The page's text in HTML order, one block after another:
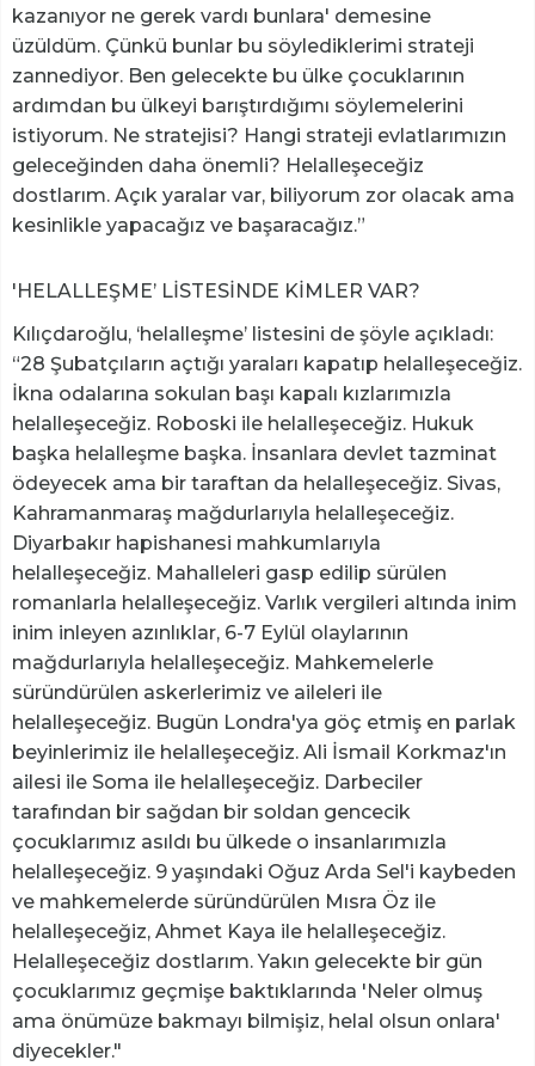
kazanıyor ne gerek vardı bunlara' demesine
üzüldüm. Çünkü bunlar bu söylediklerimi strateji
zannediyor. Ben gelecekte bu ülke çocuklarının
ardımdan bu ülkeyi barıştırdığımı söylemelerini
istiyorum. Ne stratejisi? Hangi strateji evlatlarımızın
geleceğinden daha önemli? Helalleşeceğiz
dostlarım. Açık yaralar var, biliyorum zor olacak ama
kesinlikle yapacağız ve başaracağız.”
'HELALLEŞME’ LİSTESİNDE KİMLER VAR?
Kılıçdaroğlu, ‘helalleşme’ listesini de şöyle açıkladı:
“28 Şubatçıların açtığı yaraları kapatıp helalleşeceğiz.
İkna odalarına sokulan başı kapalı kızlarımızla
helalleşeceğiz. Roboski ile helalleşeceğiz. Hukuk
başka helalleşme başka. İnsanlara devlet tazminat
ödeyecek ama bir taraftan da helalleşeceğiz. Sivas,
Kahramanmaraş mağdurlarıyla helalleşeceğiz.
Diyarbakır hapishanesi mahkumlarıyla
helalleşeceğiz. Mahalleleri gasp edilip sürülen
romanlarla helalleşeceğiz. Varlık vergileri altında inim
inim inleyen azınlıklar, 6-7 Eylül olaylarının
mağdurlarıyla helalleşeceğiz. Mahkemelerle
süründürülen askerlerimiz ve aileleri ile
helalleşeceğiz. Bugün Londra'ya göç etmiş en parlak
beyinlerimiz ile helalleşeceğiz. Ali İsmail Korkmaz'ın
ailesi ile Soma ile helalleşeceğiz. Darbeciler
tarafından bir sağdan bir soldan gencecik
çocuklarımız asıldı bu ülkede o insanlarımızla
helalleşeceğiz. 9 yaşındaki Oğuz Arda Sel'i kaybeden
ve mahkemelerde süründürülen Mısra Öz ile
helalleşeceğiz, Ahmet Kaya ile helalleşeceğiz.
Helalleşeceğiz dostlarım. Yakın gelecekte bir gün
çocuklarımız geçmişe baktıklarında 'Neler olmuş
ama önümüze bakmayı bilmişiz, helal olsun onlara'
diyecekler."